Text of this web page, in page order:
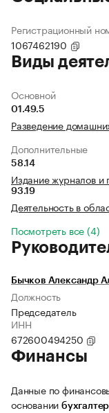
Регистрационный
1067462190
Виды
Основной
01.49.5
Разведение
Дополнительные
58.14
Издание журналов и
93.19
Деятельность в
Посмотреть все (4)
Бычков Александр
Должность
Председатель
ИНН
672600494250
Финансы
Данные по
основании